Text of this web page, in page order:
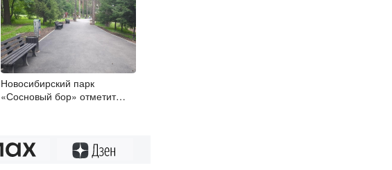
Новосибирский парк
«Сосновый бор» отметит